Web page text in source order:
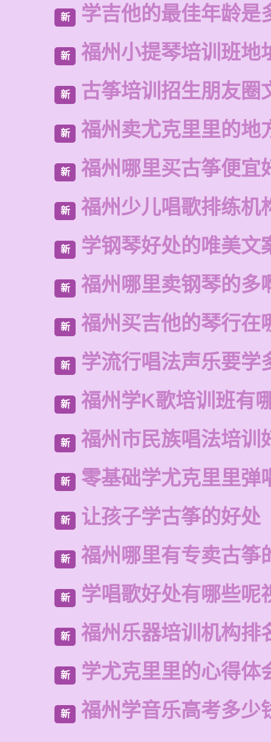
新 学吉他的最佳年龄是
新 福州小提琴培训班地
新 古筝培训招生朋友圈
新 福州卖尤克里里的地
新 福州哪里买古筝便宜
新 福州少儿唱歌排练机
新 学钢琴好处的唯美文
新 福州哪里卖钢琴的多
新 福州买吉他的琴行在
新 学流行唱法声乐要学
新 福州学K歌培训班有
新 福州市民族唱法培训
新 零基础学尤克里里弹
新 让孩子学古筝的好处
新 福州哪里有专卖古筝
新 学唱歌好处有哪些呢
新 福州乐器培训机构排
新 学尤克里里的心得体
新 福州学音乐高考多少